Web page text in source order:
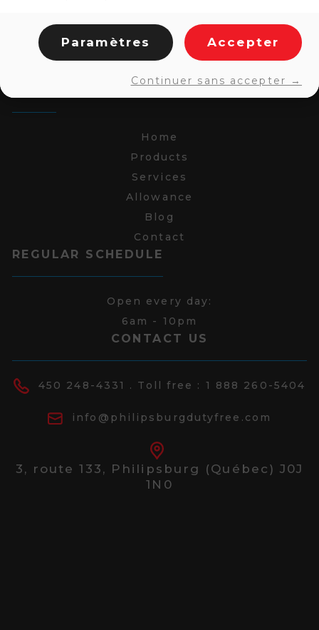
Home
Products
Services
Allowance
Blog
Contact
REGULAR SCHEDULE
Open every day:
6am - 10pm
CONTACT US
450 248-4331 . Toll free : 1 888 260-5404
info@philipsburgdutyfree.com
3, route 133, Philipsburg (Québec) J0J
1N0
Paramètres Accepter
Continuer sans accepter →